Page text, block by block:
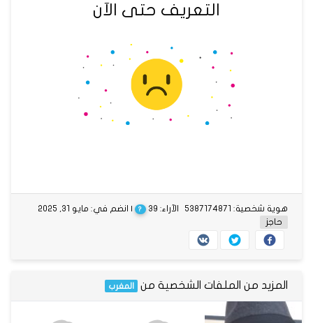
التعريف حتى الآن
الآراء: 39 ? | انضم في: مايو 31, 2025
هوية شخصية: 5387174871
حاجز
المزيد من الملفات الشخصية من المغرب